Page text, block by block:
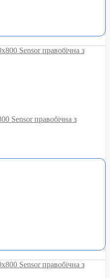
Sensor правобічна з